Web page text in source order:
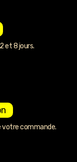
et 8 jours.
votre commande.